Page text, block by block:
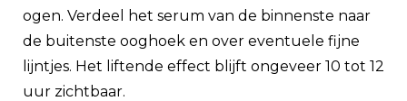
ogen. Verdeel het serum van de binnenste naar
de buitenste ooghoek en over eventuele fijne
lijntjes. Het liftende effect blijft ongeveer 10 tot 12
uur zichtbaar.